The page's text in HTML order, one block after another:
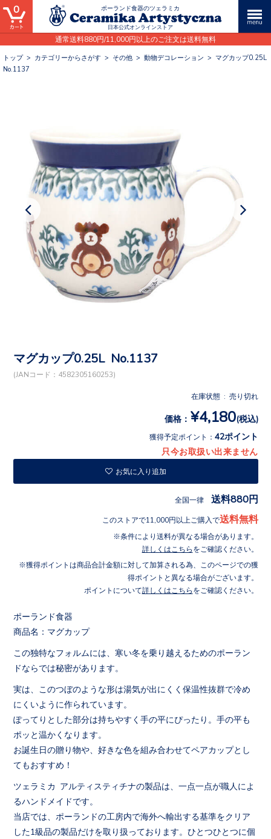
ポーランド食器のツェラミカ
日本公式オンラインストア
通常送料880円/11,000円以上のご注文は送料無料
0
トップ> カテゴリーからさがす > その他 > 動物デコレーション > マグカップ0.25L
No.1137
マグカップ0.25L No.1137
(JANコード：4582305160253)
在庫状態 : 売り切れ
価格： ¥4,180(税込)
獲得予定ポイント： 42ポイント
只今お取扱い出来ません
お気に入り追加
全国一律 送料880円
このストアで11,000円以上ご購入で送料無料
条件により送料が異なる場合があります。
詳しくはこちら をご確認ください。
獲得ポイントは商品合計金額に対して加算される為、このページでの獲
得ポイントと異なる場合がございます。
ポイントについて詳しくはこちら をご確認ください。
ポーランド食器
商品名：マグカップ
この独特なフォルムには、寒い冬を乗り越えるためのポーラン
ドならでは秘密があります。
実は、このつぼのような形は湯気が出にくく保温性抜群で冷め
にくいように作られています。
ぽってりとした部分は持ちやすく手の平にぴったり。手の平も
ポッと温かくなります。
お誕生日の贈り物や、好きな色を組み合わせてペアカップとし
てもおすすめ！
ツェラミカ アルティスティチナの製品は、一点一点が職人によ
るハンドメイドです。
当店では、ポーランドの工房内で海外へ輸出する基準をクリア
した1級品の製品だけを取り扱っております。ひとつひとつに個